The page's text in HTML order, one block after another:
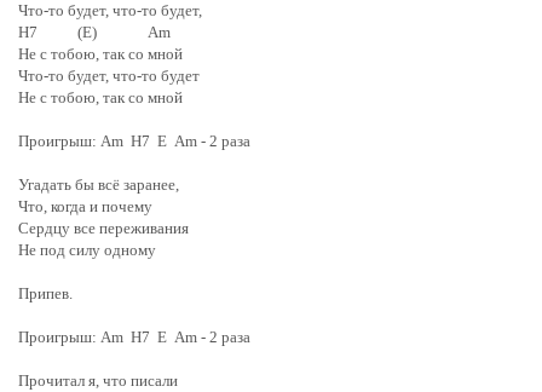
Что-то будет, что-то будет,
H7 (E) Am
Не с тобою, так со мной
Что-то будет, что-то будет
Не с тобою, так со мной
Проигрыш: Am H7 E Am - 2 раза
Угадать бы всё заранее,
Что, когда и почему
Сердцу все переживания
Не под силу одному
Припев.
Проигрыш: Am H7 E Am - 2 раза
Прочитал я, что писали